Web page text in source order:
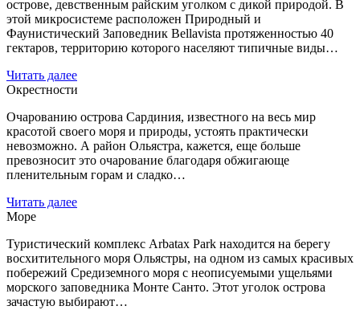
острове, девственным райским уголком с дикой природой. В
этой микросистеме расположен Природный и
Фаунистический Заповедник Bellavista протяженностью 40
гектаров, территорию которого населяют типичные виды…
Читать далее
Окрестности
Очарованию острова Сардиния, известного на весь мир
красотой своего моря и природы, устоять практически
невозможно. А район Ольястра, кажется, еще больше
превозносит это очарование благодаря обжигающе
пленительным горам и сладко…
Читать далее
Море
Туристический комплекс Arbatax Park находится на берегу
восхитительного моря Ольястры, на одном из самых красивых
побережий Средиземного моря с неописуемыми ущельями
морского заповедника Монте Санто. Этот уголок острова
зачастую выбирают…